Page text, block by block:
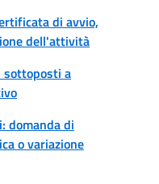
di avvio,
dell'attività
sottoposti a
domanda di
o variazione